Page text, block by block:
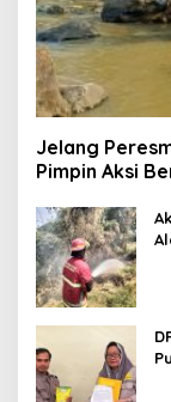
Jelang
Pimpin Aksi